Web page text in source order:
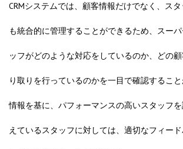
CRMシステムでは、顧客情報だけでなく、ス
も統合的に管理することができるため、スー
ッフがどのような対応をしているのか、どの
り取りを行っているのかを一目で確認するこ
情報を基に、パフォーマンスの高いスタッフ
えているスタッフに対しては、適切なフィー